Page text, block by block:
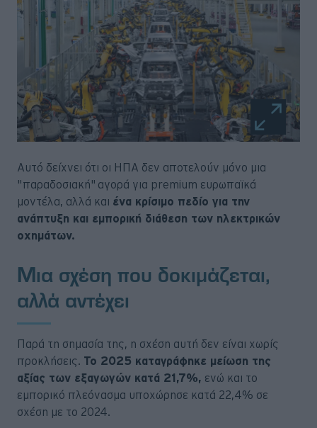
Αυτό δείχνει ότι οι ΗΠΑ δεν αποτελούν μόνο μια
"παραδοσιακή" αγορά για premium ευρωπαϊκά
μοντέλα, αλλά και ένα κρίσιμο πεδίο για την
ανάπτυξη και εμπορική διάθεση των ηλεκτρικών
οχημάτων.
Μια σχέση που δοκιμάζεται,
αλλά αντέχει
Παρά τη σημασία της, η σχέση αυτή δεν είναι χωρίς
προκλήσεις. Το 2025 καταγράφηκε μείωση της
αξίας των εξαγωγών κατά 21,7%, ενώ και το
εμπορικό πλεόνασμα υποχώρησε κατά 22,4% σε
σχέση με το 2024.